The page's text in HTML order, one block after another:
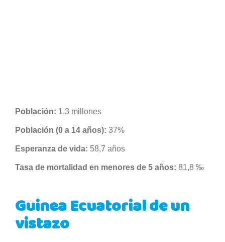
Población: 1.3 millones
Población (0 a 14 años): 37%
Esperanza de vida: 58,7 años
Tasa de mortalidad en menores de 5 años: 81,8 ‰
Guinea Ecuatorial de un
vistazo